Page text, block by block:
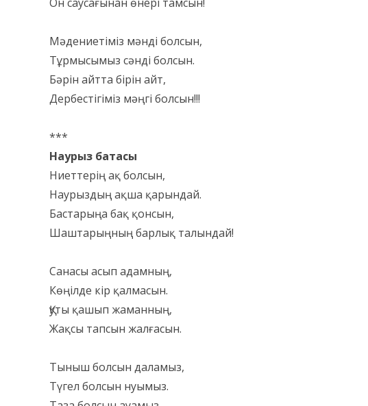
Мәдениетіміз мәнді болсын,
Тұрмысымыз сәнді болсын.
Бәрін айтта бірін айт,
Дербестігіміз мәңгі болсын!!!
***
Наурыз батасы
Ниеттерің ақ болсын,
Наурыздың ақша қарындай.
Бастарыңа бақ қонсын,
Шаштарыңның барлық талындай!
Санасы асып адамның,
Көңілде кір қалмасын.
Қуты қашып жаманның,
Жақсы тапсын жалғасын.
Тыныш болсын даламыз,
Түгел болсын нуымыз.